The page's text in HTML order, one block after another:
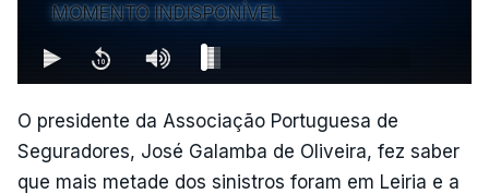
MOMENTO INDISPONÍVEL
O presidente da Associação Portuguesa de
Seguradores, José Galamba de Oliveira, fez saber
que mais metade dos sinistros foram em Leiria e a